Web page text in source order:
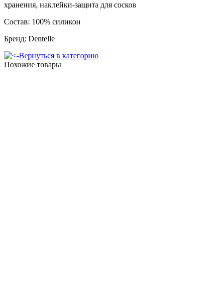
хранения, наклейки-защита для сосков
Состав: 100% силикон
Бренд: Dentelle
Вернуться в категорию
Похожие товары